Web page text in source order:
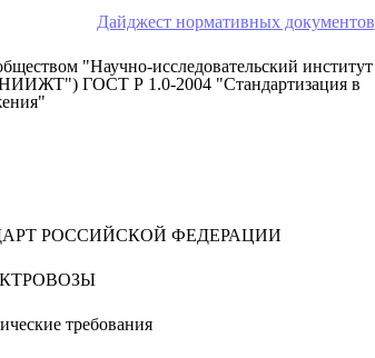
Дайджест нормативных документов
"Научно-исследовательский институт
ГОСТ Р 1.0-2004 "Стандартизация в
РОССИЙСКОЙ ФЕДЕРАЦИИ
требования